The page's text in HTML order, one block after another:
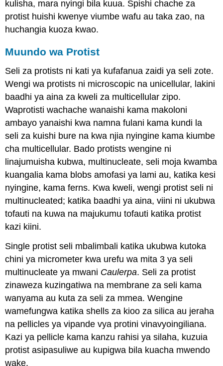
kulisha, mara nyingi bila kuua. Spishi chache za
protist huishi kwenye viumbe wafu au taka zao, na
huchangia kuoza kwao.
Muundo wa Protist
Seli za protists ni kati ya kufafanua zaidi ya seli zote.
Wengi wa protists ni microscopic na unicellular, lakini
baadhi ya aina za kweli za multicellular zipo.
Waprotisti wachache wanaishi kama makoloni
ambayo yanaishi kwa namna fulani kama kundi la
seli za kuishi bure na kwa njia nyingine kama kiumbe
cha multicellular. Bado protists wengine ni
linajumuisha kubwa, multinucleate, seli moja kwamba
kuangalia kama blobs amofasi ya lami au, katika kesi
nyingine, kama ferns. Kwa kweli, wengi protist seli ni
multinucleated; katika baadhi ya aina, viini ni ukubwa
tofauti na kuwa na majukumu tofauti katika protist
kazi kiini.
Single protist seli mbalimbali katika ukubwa kutoka
chini ya micrometer kwa urefu wa mita 3 ya seli
multinucleate ya mwani Caulerpa. Seli za protist
zinaweza kuzingatiwa na membrane za seli kama
wanyama au kuta za seli za mmea. Wengine
wamefungwa katika shells za kioo za silica au jeraha
na pellicles ya vipande vya protini vinavyoingiliana.
Kazi ya pellicle kama kanzu rahisi ya silaha, kuzuia
protist asipasuliwe au kupigwa bila kuacha mwendo
wake.